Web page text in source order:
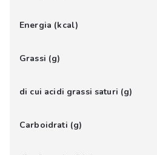
Energia (kcal)
Grassi (g)
di cui acidi grassi saturi (g)
Carboidrati (g)